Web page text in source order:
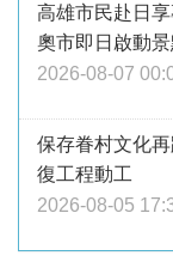
高雄市民赴日
奧市即日啟動
2026-08-07
保存眷村文化
復工程動工
2026-08-05